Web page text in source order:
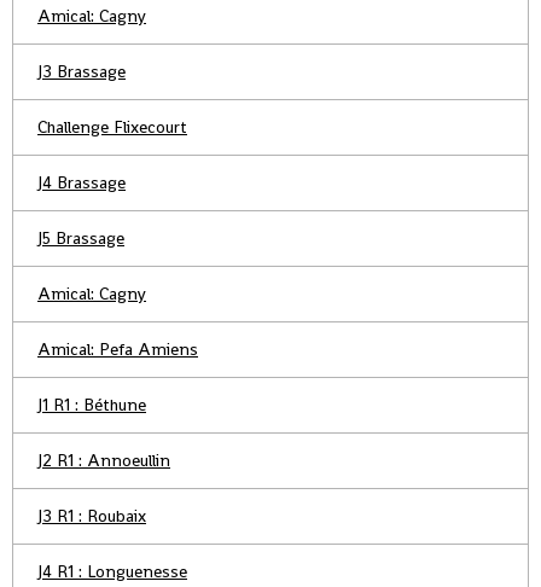
Amical: Cagny
J3 Brassage
Challenge Flixecourt
J4 Brassage
J5 Brassage
Amical: Cagny
Amical: Pefa Amiens
J1 R1 : Béthune
J2 R1 : Annoeullin
J3 R1 : Roubaix
J4 R1 : Longuenesse